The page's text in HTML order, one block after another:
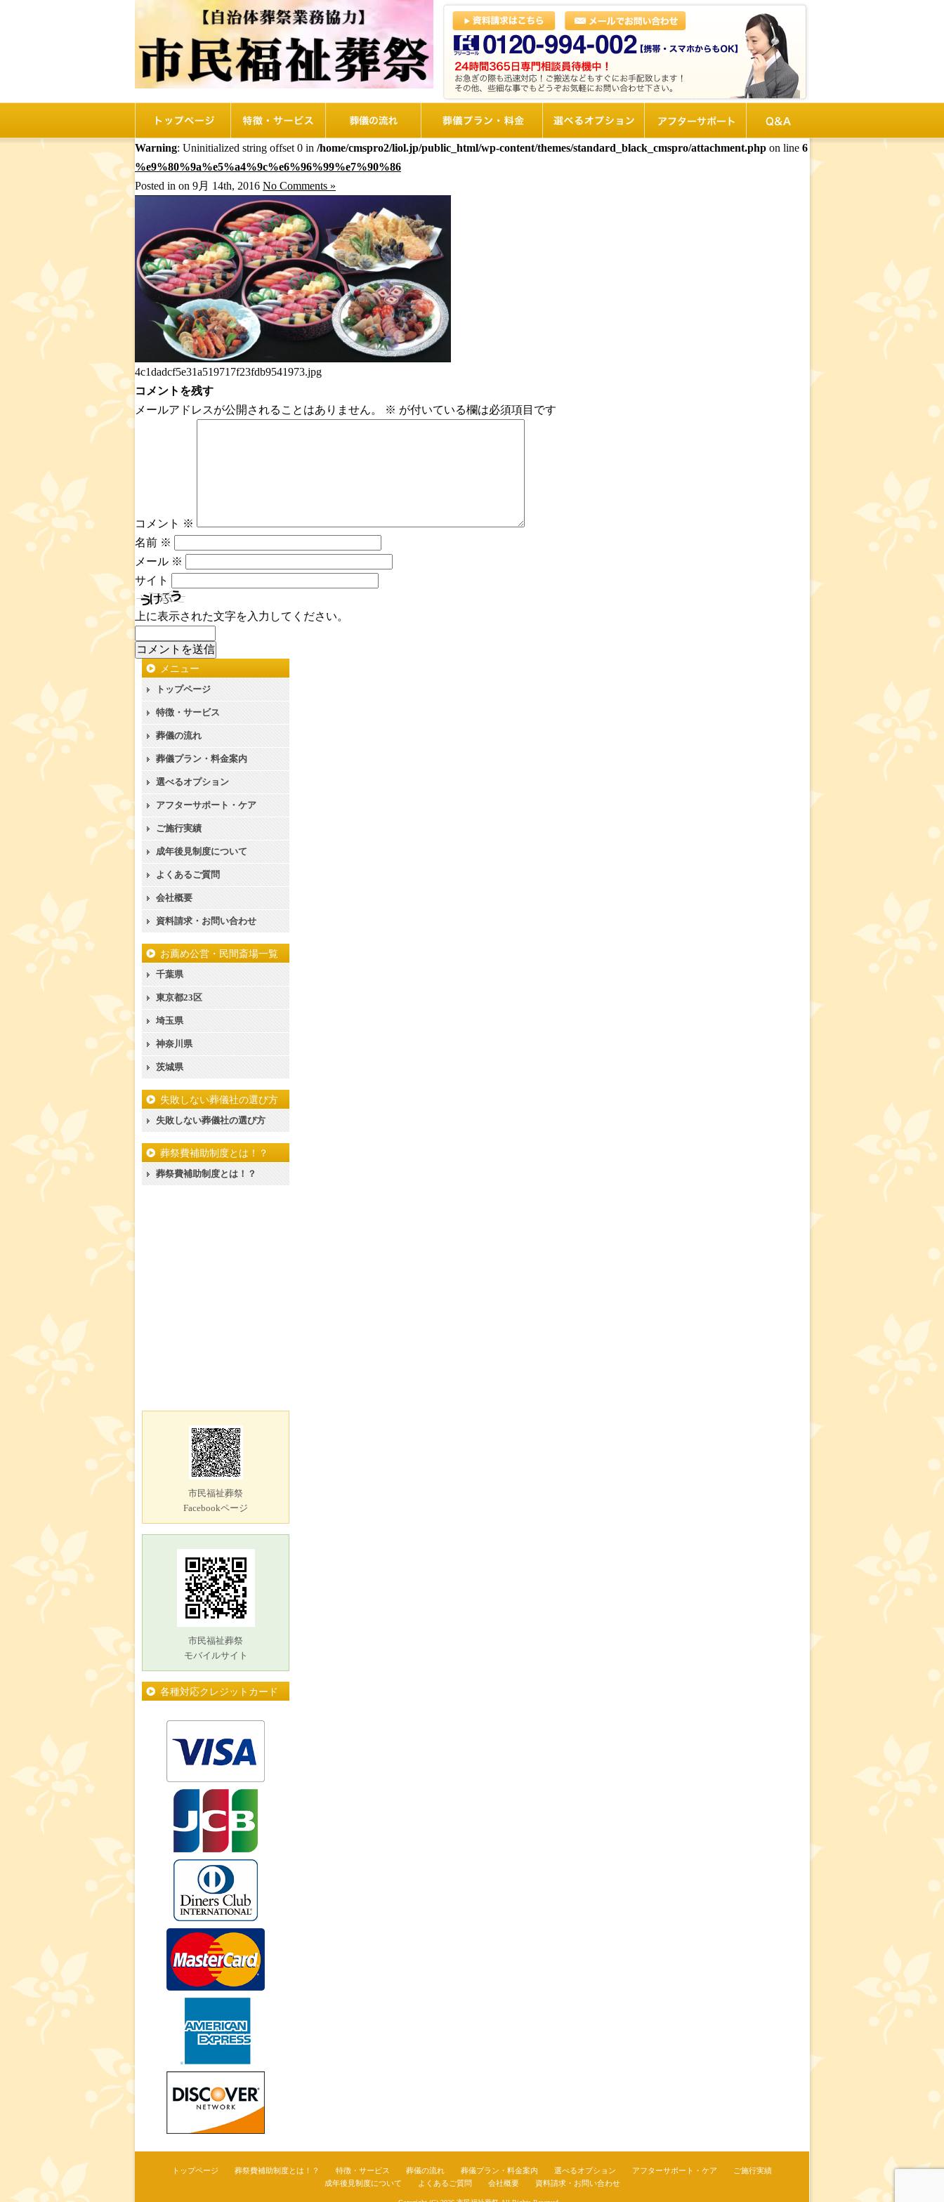
Warning: Uninitialized string offset 0 in /home/cmspro2/liol.jp/public_html/wp-content/themes/standard_black_cmspro/attachment.php on line 6
%e9%80%9a%e5%a4%9c%e6%96%99%e7%90%86
Posted in on 9月 14th, 2016 No Comments »
4c1dadcf5e31a519717f23fdb9541973.jpg
コメントを残す
メールアドレスが公開されることはありません。
※ が付いている欄は必須項目です
コメント ※
名前 ※
メール ※
サイト
上に表示された文字を入力してください。
メニュー
トップページ
特徴・サービス
葬儀の流れ
葬儀プラン・料金案内
選べるオプション
アフターサポート・ケア
ご施行実績
成年後見制度について
よくあるご質問
会社概要
資料請求・お問い合わせ
お薦め公営・民間斎場一覧
千葉県
東京都23区
埼玉県
神奈川県
茨城県
失敗しない葬儀社の選び方
失敗しない葬儀社の選び方
葬祭費補助制度とは！？
葬祭費補助制度とは！？
市民福祉葬祭
Facebookページ
市民福祉葬祭
モバイルサイト
各種対応クレジットカード
トップページ 葬祭費補助制度とは！？ 特徴・サービス 葬儀の流れ 葬儀プラン・料金案内 選べるオプション アフターサポート・ケア
ご施行実績
成年後見制度について
よくあるご質問 会社概要 資料請求・お問い合わせ